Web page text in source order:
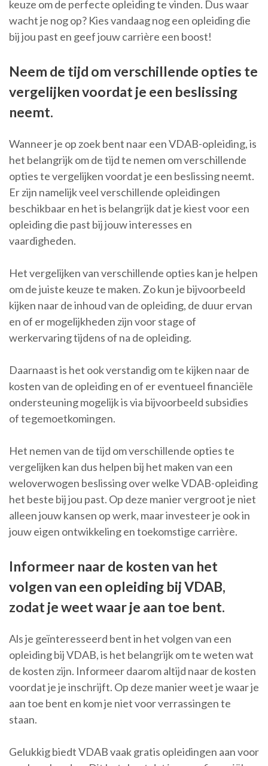
keuze om de perfecte opleiding te vinden. Dus waar
wacht je nog op? Kies vandaag nog een opleiding die
bij jou past en geef jouw carrière een boost!
Neem de tijd om verschillende opties te
vergelijken voordat je een beslissing
neemt.
Wanneer je op zoek bent naar een VDAB-opleiding, is
het belangrijk om de tijd te nemen om verschillende
opties te vergelijken voordat je een beslissing neemt.
Er zijn namelijk veel verschillende opleidingen
beschikbaar en het is belangrijk dat je kiest voor een
opleiding die past bij jouw interesses en
vaardigheden.
Het vergelijken van verschillende opties kan je helpen
om de juiste keuze te maken. Zo kun je bijvoorbeeld
kijken naar de inhoud van de opleiding, de duur ervan
en of er mogelijkheden zijn voor stage of
werkervaring tijdens of na de opleiding.
Daarnaast is het ook verstandig om te kijken naar de
kosten van de opleiding en of er eventueel financiële
ondersteuning mogelijk is via bijvoorbeeld subsidies
of tegemoetkomingen.
Het nemen van de tijd om verschillende opties te
vergelijken kan dus helpen bij het maken van een
weloverwogen beslissing over welke VDAB-opleiding
het beste bij jou past. Op deze manier vergroot je niet
alleen jouw kansen op werk, maar investeer je ook in
jouw eigen ontwikkeling en toekomstige carrière.
Informeer naar de kosten van het
volgen van een opleiding bij VDAB,
zodat je weet waar je aan toe bent.
Als je geïnteresseerd bent in het volgen van een
opleiding bij VDAB, is het belangrijk om te weten wat
de kosten zijn. Informeer daarom altijd naar de kosten
voordat je je inschrijft. Op deze manier weet je waar je
aan toe bent en kom je niet voor verrassingen te
staan.
Gelukkig biedt VDAB vaak gratis opleidingen aan voor